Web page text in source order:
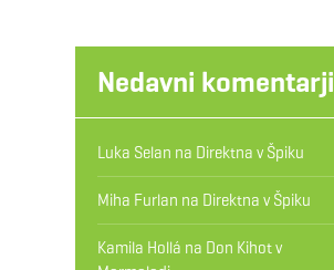
Nedavni komentarji
Luka Selan na Direktna v Špiku
Miha Furlan na Direktna v Špiku
Kamila Hollá na Don Kihot v